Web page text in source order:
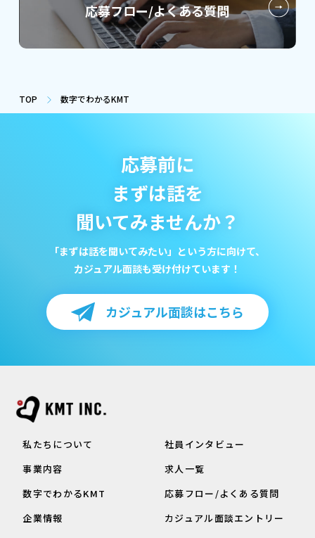
応募フロー/よくある質問
TOP 数字でわかるKMT
応募前に
まずは話を
聞いてみませんか？
「まずは話を聞いてみたい」という方に向けて、
カジュアル面談も受け付けています！
カジュアル面談はこちら
私たちについて
事業内容
数字でわかるKMT
企業情報
社員インタビュー
求人一覧
応募フロー/よくある質問
カジュアル面談エントリー